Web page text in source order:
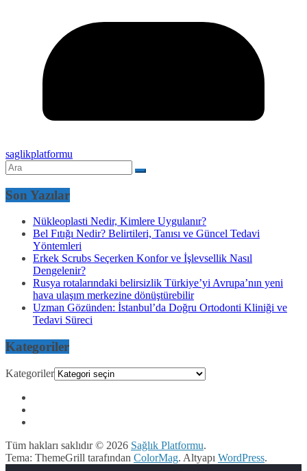
saglikplatformu
Son Yazılar
Nükleoplasti Nedir, Kimlere Uygulanır?
Bel Fıtığı Nedir? Belirtileri, Tanısı ve Güncel Tedavi
Yöntemleri
Erkek Scrubs Seçerken Konfor ve İşlevsellik Nasıl
Dengelenir?
Rusya rotalarındaki belirsizlik Türkiye’yi Avrupa’nın yeni
hava ulaşım merkezine dönüştürebilir
Uzman Gözünden: İstanbul’da Doğru Ortodonti Kliniği ve
Tedavi Süreci
Kategoriler
Kategoriler
Tüm hakları saklıdır © 2026 Sağlık Platformu.
Tema: ThemeGrill tarafından ColorMag. Altyapı WordPress.